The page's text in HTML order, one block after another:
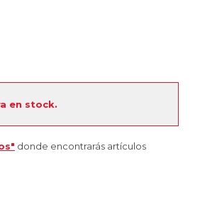
en stock.
donde encontrarás artículos